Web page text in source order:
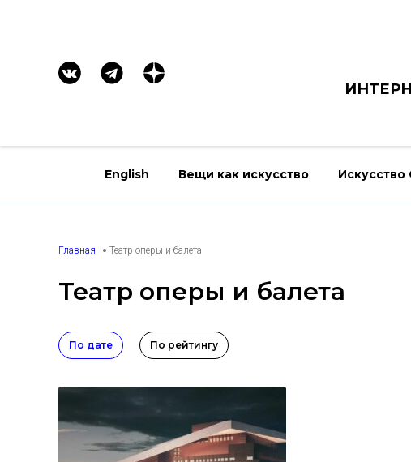
English Вещи как искусство Искусство
Главная Театр оперы и балета
Театр оперы и балета
По дате По рейтингу